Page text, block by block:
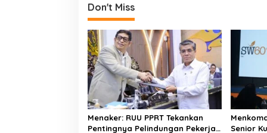
k p
t
n
a
v
i
g
a
t
Don't Miss
Menaker: RUU PPRT Tekankan
Pentingnya Pelindungan Pekerja
Senior